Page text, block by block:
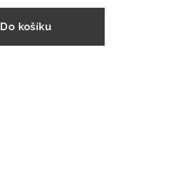
Do košíku